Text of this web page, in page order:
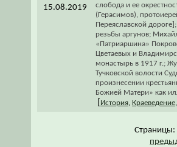
15.08.2019
слобода и ее
(Герасимов),
Переяславской
резьбы аргунов;
«Патриаршина»
Цветаевых и
монастырь в 1917 г.;
Тучковской волости
произнесении
Божией Матери» как
История Краеведение